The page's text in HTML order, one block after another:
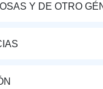
Y DE OTRO